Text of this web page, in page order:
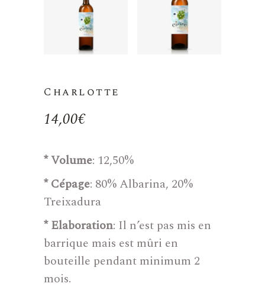
Charlotte
14,00€
* Volume: 12,50%
* Cépage: 80% Albarina, 20%
Treixadura
* Elaboration: Il n’est pas mis en
barrique mais est mûri en
bouteille pendant minimum 2
mois.